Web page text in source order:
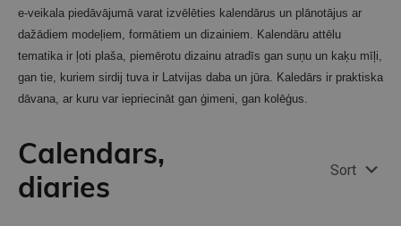
e-veikala piedāvājumā varat izvēlēties kalendārus un plānotājus ar
dažādiem modeļiem, formātiem un dizainiem. Kalendāru attēlu
tematika ir ļoti plaša, piemērotu dizainu atradīs gan suņu un kaķu mīļi,
gan tie, kuriem sirdij tuva ir Latvijas daba un jūra. Kaledārs ir praktiska
dāvana, ar kuru var iepriecināt gan ģimeni, gan kolēģus.
Calendars,
diaries
Sort